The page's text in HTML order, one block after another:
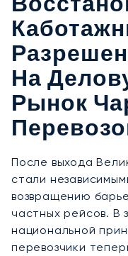
На
Рынок
После выхода
стали
возвращению
частных рейсов. В
национальной
перевозчики